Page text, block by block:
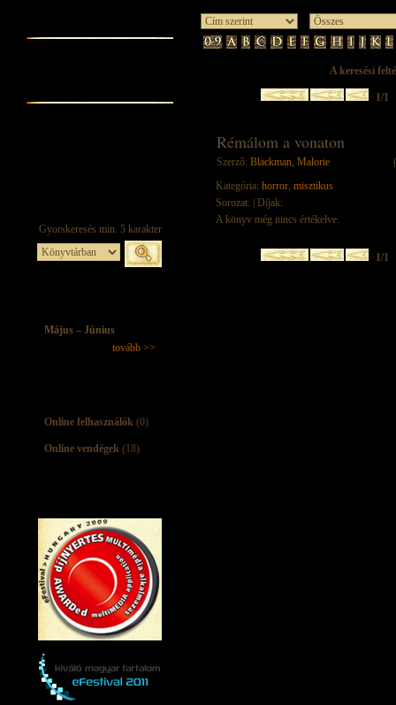
Május – Június
tovább >>
Online felhasználók (0)
Online vendégek (18)
A keresési
1/1
Rémálom a vonaton
Szerző: Blackman, Malorie
Kategória: horror, misztikus
Sorozat:
| Díjak:
A könyv még nincs értékelve.
1/1